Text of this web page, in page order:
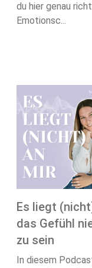
du hier genau
Emotionsc...
Es liegt
das Gefühl
zu sein
In diesem